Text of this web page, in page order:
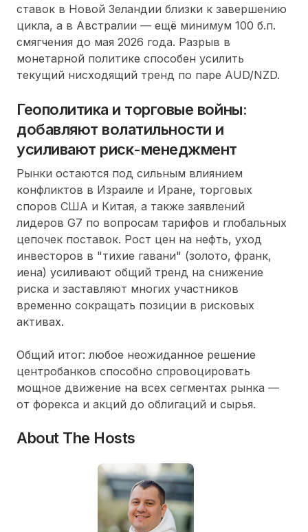
ставок в Новой Зеландии близки к завершению
цикла, а в Австралии — ещё минимум 100 б.п.
смягчения до мая 2026 года. Разрыв в
монетарной политике способен усилить
текущий нисходящий тренд по паре AUD/NZD.
Геополитика и торговые войны:
добавляют волатильности и
усиливают риск-менеджмент
Рынки остаются под сильным влиянием
конфликтов в Израиле и Иране, торговых
споров США и Китая, а также заявлений
лидеров G7 по вопросам тарифов и глобальных
цепочек поставок. Рост цен на нефть, уход
инвесторов в "тихие гавани" (золото, франк,
иена) усиливают общий тренд на снижение
риска и заставляют многих участников
временно сокращать позиции в рисковых
активах.
Общий итог: любое неожиданное решение
центробанков способно спровоцировать
мощное движение на всех сегментах рынка —
от форекса и акций до облигаций и сырья.
About The Hosts